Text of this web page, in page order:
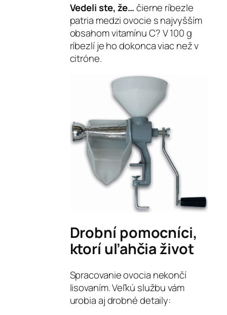
Vedeli ste, že…čierne ríbezle
patria medzi ovocie s najvyšším
obsahom vitamínu C? V 100 g
ríbezlí je ho dokonca viac než v
citróne.
Drobní pomocníci,
ktorí uľahčia život
Spracovanie ovocia nekončí
lisovaním. Veľkú službu vám
urobia aj drobné detaily: